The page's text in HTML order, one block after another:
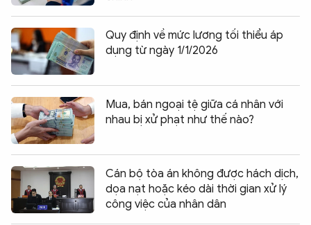
Quy định về mức lương tối thiểu áp
dụng từ ngày 1/1/2026
Mua, bán ngoại tệ giữa cá nhân với
nhau bị xử phạt như thế nào?
Cán bộ tòa án không được hách dịch,
dọa nạt hoặc kéo dài thời gian xử lý
công việc của nhân dân